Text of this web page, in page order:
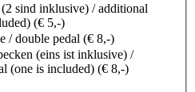
sind inklusive) / additional
(€ 5,-)
/ double pedal (€ 8,-)
(eins ist inklusive) /
(one is included) (€ 8,-)